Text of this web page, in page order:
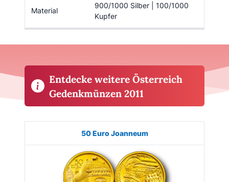
Material
900/1000 Silber | 100/1000
Kupfer
Entdecke weitere Österreich
Gedenkmünzen 2011
Ausgabe Auflage
50 Euro Joanneum